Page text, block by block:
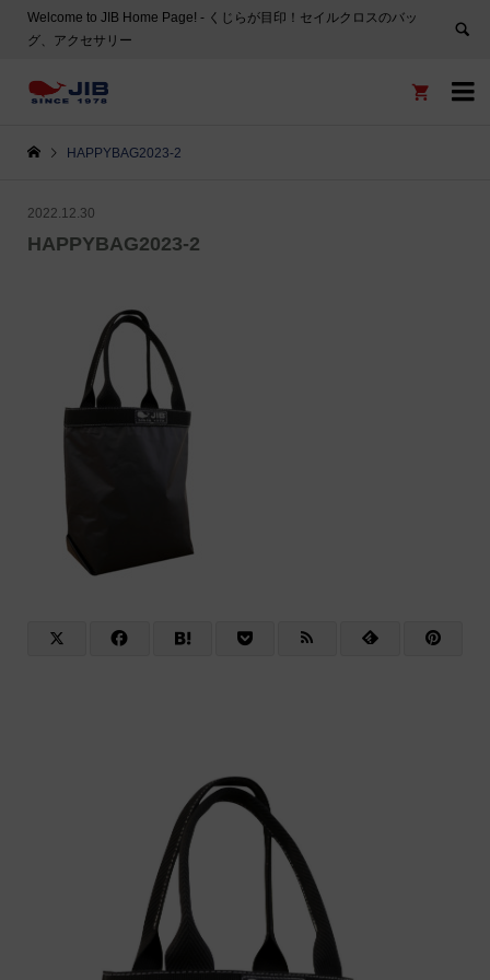
Welcome to JIB Home Page! ‐ くじらが目印！セイルクロスのバッ
グ、アクセサリー


HAPPYBAG2023-2
2022.12.30
HAPPYBAG2023-2